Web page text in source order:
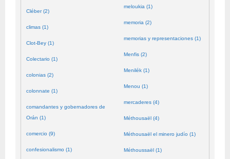
Cléber (2)
climas (1)
Clot-Bey (1)
Colectario (1)
colonias (2)
colonnate (1)
comandantes y gobernadores de
Orán (1)
comercio (9)
confesionalismo (1)
meloukia (1)
memoria (2)
memorias y representaciones (1)
Menfis (2)
Menilék (1)
Menou (1)
mercaderes (4)
Méthousaël (4)
Méthousaël el minero judío (1)
Méthoussaël (1)